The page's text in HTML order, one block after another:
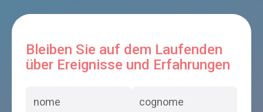
Bleiben Sie auf dem Laufenden
über Ereignisse und Erfahrungen